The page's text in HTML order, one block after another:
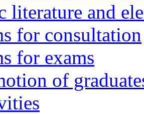
literature and
for consultation
for exams
of